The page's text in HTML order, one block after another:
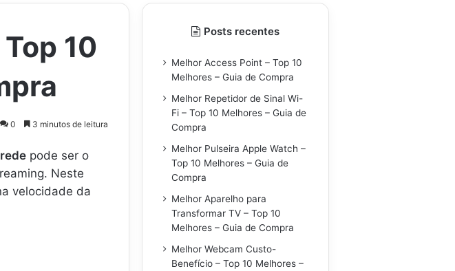
10
0 3 minutos de leitura
pode ser o
Neste
velocidade da
Posts recentes
Melhor Access Point – Top 10
Melhores – Guia de Compra
Melhor Repetidor de Sinal Wi-
Fi – Top 10 Melhores – Guia de
Compra
Melhor Pulseira Apple Watch –
Top 10 Melhores – Guia de
Compra
Melhor Aparelho para
Transformar TV – Top 10
Melhores – Guia de Compra
Melhor Webcam Custo-
Benefício – Top 10 Melhores –